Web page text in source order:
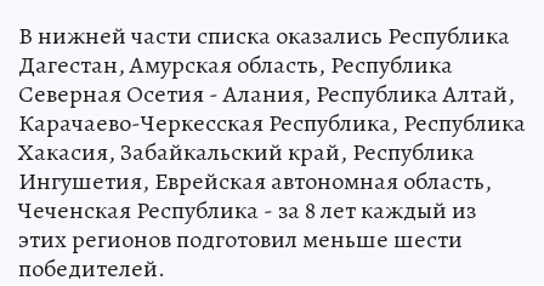
В нижней части списка оказались Республика
Дагестан, Амурская область, Республика
Северная Осетия - Алания, Республика Алтай,
Карачаево-Черкесская Республика, Республика
Хакасия, Забайкальский край, Республика
Ингушетия, Еврейская автономная область,
Чеченская Республика - за 8 лет каждый из
этих регионов подготовил меньше шести
победителей.